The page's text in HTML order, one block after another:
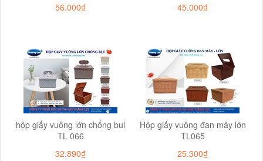
56.000₫
45.000₫
hộp giấy vuông lớn chống bui
TL 066
32.890₫
Hộp giấy vuông đan mây lớn
TL065
25.300₫